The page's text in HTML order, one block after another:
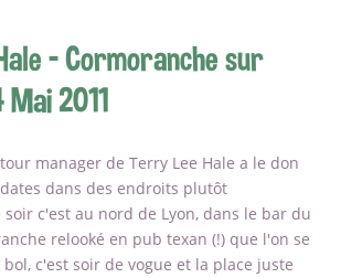
- Cormoranche sur
Mai 2011
manager de Terry Lee Hale a le don
dans des endroits plutôt
soir c'est au nord de Lyon, dans le bar du
relooké en pub texan (!) que l'on se
c'est soir de vogue et la place juste